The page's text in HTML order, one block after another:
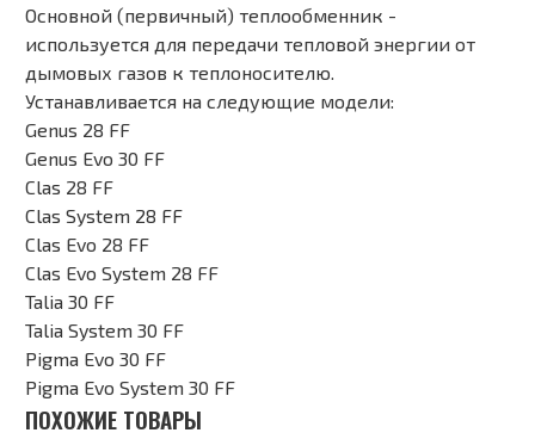
Основной (первичный) теплообменник -
используется для передачи тепловой энергии от
дымовых газов к теплоносителю.
Устанавливается на следующие модели:
Genus 28 FF
Genus Evo 30 FF
Clas 28 FF
Clas System 28 FF
Clas Evo 28 FF
Clas Evo System 28 FF
Talia 30 FF
Talia System 30 FF
Pigma Evo 30 FF
Pigma Evo System 30 FF
ПОХОЖИЕ ТОВАРЫ